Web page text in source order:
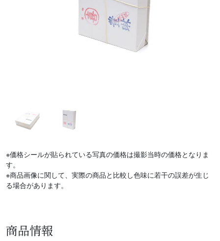
※価格シールが貼られている写真の価格は撮影当時の価格となりま
す。
※商品画像に関して、実際の商品と比較し色味に若干の誤差が生じ
る場合があります。
商品情報